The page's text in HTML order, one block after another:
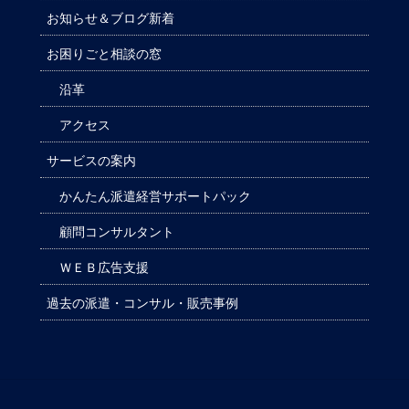
お知らせ＆ブログ新着
お困りごと相談の窓
沿革
アクセス
サービスの案内
かんたん派遣経営サポートパック
顧問コンサルタント
ＷＥＢ広告支援
過去の派遣・コンサル・販売事例